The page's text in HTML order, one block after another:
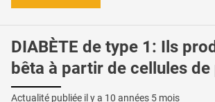
DIABÈTE de type 1: Ils
bêta à partir de cellules de
Actualité publiée il y a 10 années 5 mois